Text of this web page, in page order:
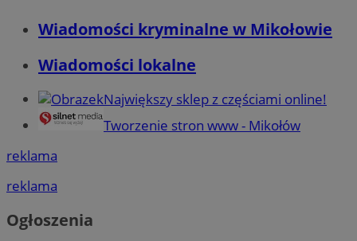
Wiadomości kryminalne w Mikołowie
Wiadomości lokalne
Największy sklep z częściami online!
Tworzenie stron www - Mikołów
reklama
reklama
Ogłoszenia